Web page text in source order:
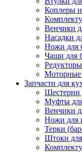
Коплеры
Венчики
Насадки
Ножи для
Чаши для
Моторные
Запчасти для
Шестерни
Муфты
Венчики
Ножи для
Терки
Штоки